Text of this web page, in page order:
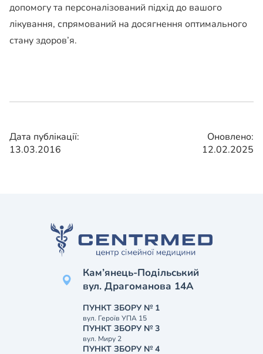
допомогу та персоналізований підхід до вашого
лікування, спрямований на досягнення оптимального
стану здоров’я.
Дата публікації:
13.03.2016
Оновлено:
12.02.2025
Кам’янець-Подільський
вул. Драгоманова 14А
ПУНКТ ЗБОРУ № 1
вул. Героїв УПА 15
ПУНКТ ЗБОРУ № 3
вул. Миру 2
ПУНКТ ЗБОРУ № 4